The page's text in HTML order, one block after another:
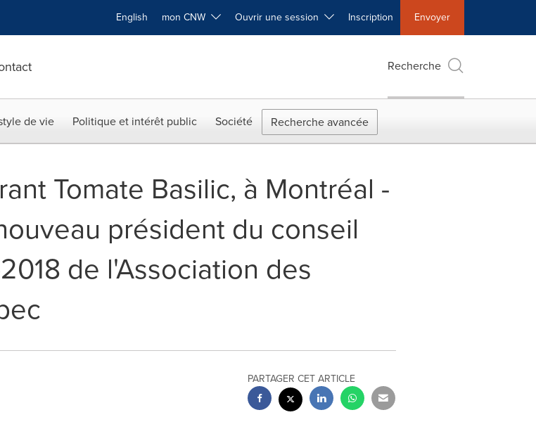
English mon CNW Ouvrir une session Inscription Envoyer
Recherche
de vie Politique et intérêt public Société Recherche avancée
Tomate Basilic, à Montréal -
président du conseil
de l'Association des
PARTAGER CET ARTICLE